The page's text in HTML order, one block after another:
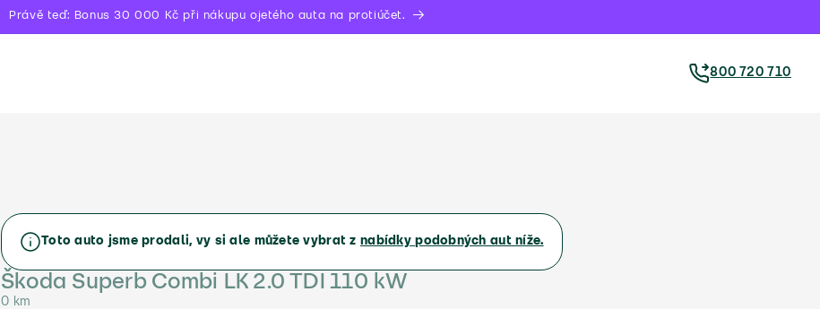
Právě teď: Bonus 30 000 Kč při nákupu ojetého auta na protiúčet.
800 720 710
Toto auto jsme prodali, vy si ale můžete vybrat z nabídky podobných aut níže.
Škoda Superb Combi LK 2.0 TDI 110 kW
0 km